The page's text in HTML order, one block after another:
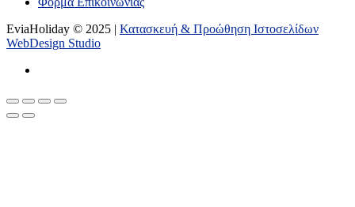
EviaHoliday © 2025 | Κατασκευή & Προώθηση Ιστοσελίδων
WebDesign Studio